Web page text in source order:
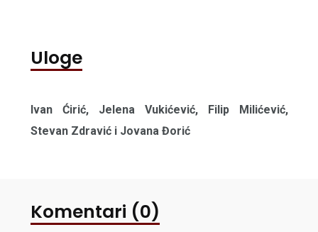
Uloge
Ivan Ćirić, Jelena Vukićević, Filip Milićević,
Stevan Zdravić i Jovana Đorić
Komentari (0)